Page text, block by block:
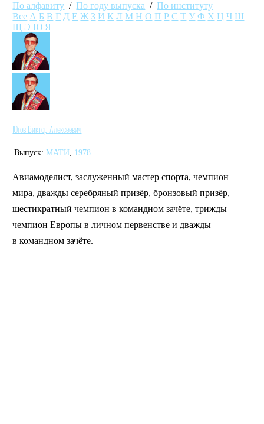
По алфавиту /По году выпуска /По институту
Все А Б В Г Д Е Ж З И К Л М Н О П Р С Т У Ф Х Ц Ч Ш
Щ Э Ю Я
Югов Виктор Алексеевич
Выпуск: МАТИ 1978
Авиамоделист, заслуженный мастер спорта, чемпион
мира, дважды серебряный призёр, бронзовый призёр,
шестикратный чемпион в командном зачёте, трижды
чемпион Европы в личном первенстве и дважды —
в командном зачёте.